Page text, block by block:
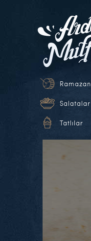
Ramazan
Salatalar
Tatlılar